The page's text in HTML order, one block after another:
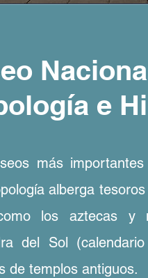
e
más
alberga
los aztecas y
del Sol
de templos antiguos.